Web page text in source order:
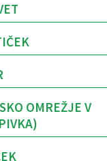
OMREŽJE V